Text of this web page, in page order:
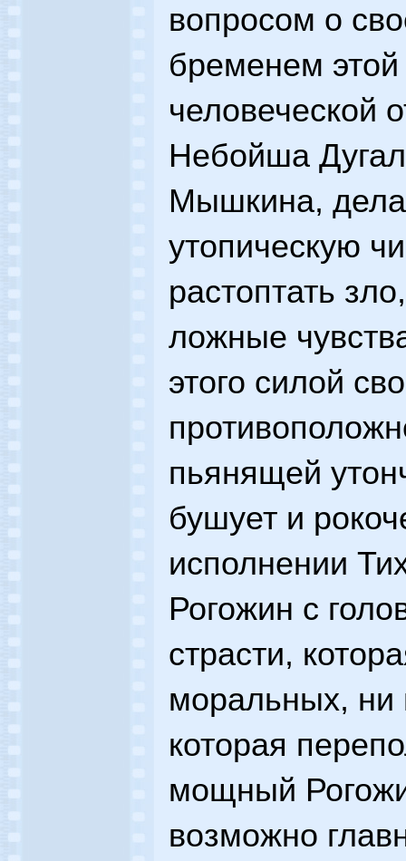
вопросом о
бременем этой
человеческой
Небойша
Мышкина,
утопическую
растоптать
ложные
этого силой
пьянящей
бушует и
исполнении
Рогожин с
страсти,
моральных, ни
которая
мощный
возможно